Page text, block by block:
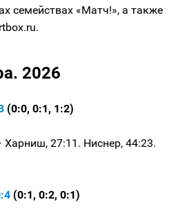
семействах «Матч!», а также
2026
(0:0, 0:1, 1:2)
Харниш, 27:11. Ниснер, 44:23.
(0:1, 0:2, 0:1)